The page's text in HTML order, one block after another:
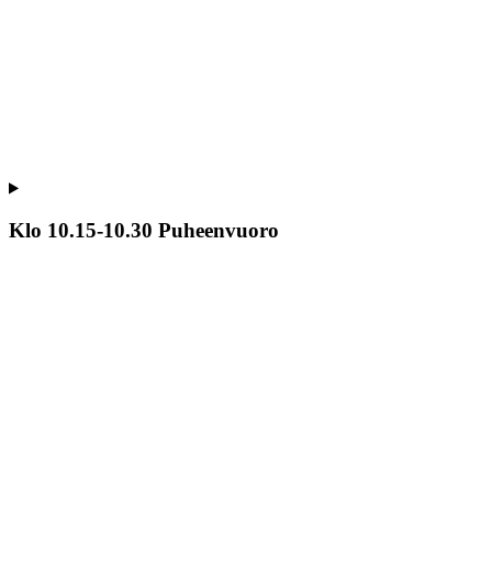
Klo 10.15-10.30 Puheenvuoro